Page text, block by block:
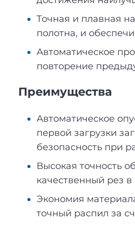
Точная и плавная
полотна, и
Автоматическое
повторение
Преимущества
Автоматическое
первой загрузки
безопасность при
Высокая точность
качественный рез
Экономия
точный распил за